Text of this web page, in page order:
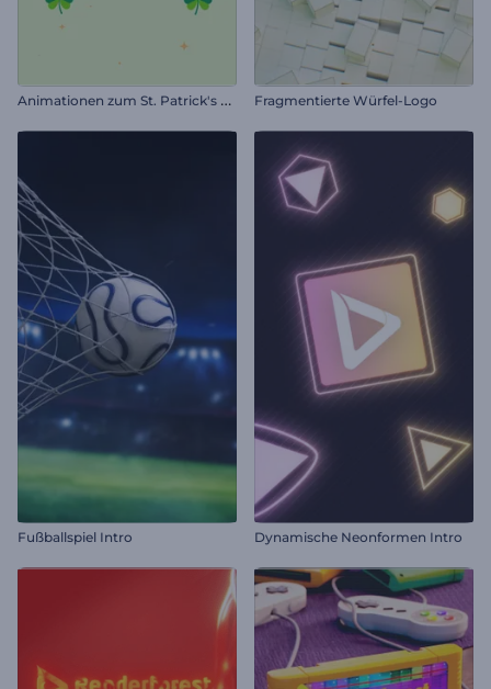
A
nimationen zum St. Patrick's Day Fragmentierte Würfel-Logo
Fußballspiel Intro Dynamische Neonformen Intro